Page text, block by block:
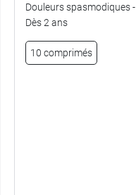
Douleurs spasmodiques -
Dès 2 ans
10 comprimés